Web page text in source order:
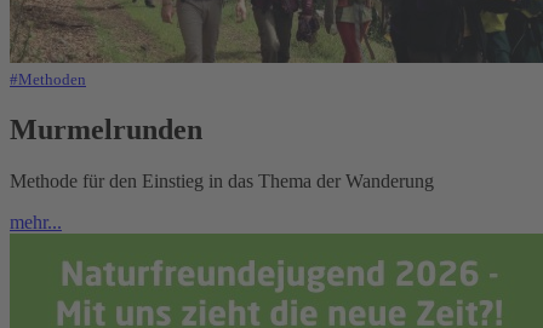
#Methoden
Murmelrunden
Methode für den Einstieg in das Thema der Wanderung
mehr...